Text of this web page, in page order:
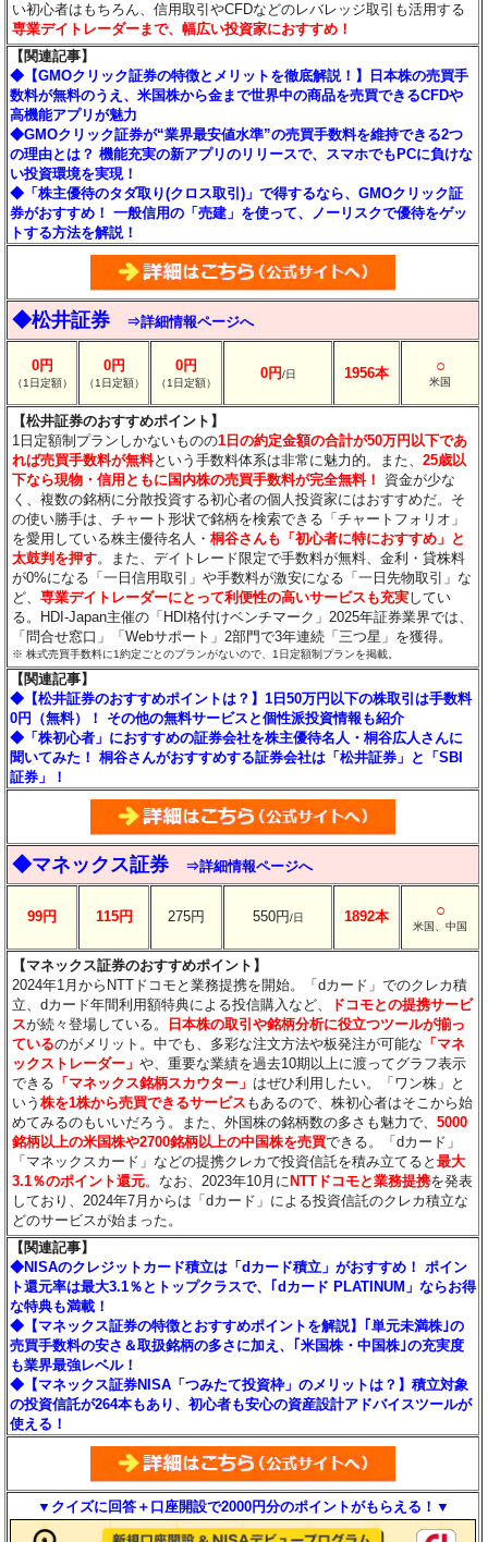
い初心者はもちろん、信用取引やCFDなどのレバレッジ取引も活用する
専業デイトレーダーまで、幅広い投資家におすすめ！
【関連記事】
◆【GMOクリック証券の特徴とメリットを徹底解説！】日本株の売買手
数料が無料のうえ、米国株から金まで世界中の商品を売買できるCFDや
高機能アプリが魅力
◆GMOクリック証券が“業界最安値水準”の売買手数料を維持できる2つ
の理由とは？ 機能充実の新アプリのリリースで、スマホでもPCに負けな
い投資環境を実現！
◆「株主優待のタダ取り(クロス取引)」で得するなら、GMOクリック証
券がおすすめ！ 一般信用の「売建」を使って、ノーリスクで優待をゲッ
トする方法を解説！
◆松井証券 ⇒詳細情報ページへ
0円
（1日定額）
0円
（1日定額）
0円
（1日定額）
0円/日 1956本 ○
米国
【松井証券のおすすめポイント】
1日定額制プランしかないものの1日の約定金額の合計が50万円以下であ
れば売買手数料が無料という手数料体系は非常に魅力的。また、25歳以
下なら現物・信用ともに国内株の売買手数料が完全無料！
資金が少な
く、複数の銘柄に分散投資する初心者の個人投資家にはおすすめだ。そ
の使い勝手は、チャート形状で銘柄を検索できる「チャートフォリオ」
を愛用している株主優待名人・桐谷さんも「初心者に特におすすめ」と
太鼓判を押す。また、デイトレード限定で手数料が無料、金利・貸株料
が0%になる「一日信用取引」や手数料が激安になる「一日先物取引」な
ど、専業デイトレーダーにとって利便性の高いサービスも充実してい
る。HDI-Japan主催の「HDI格付けベンチマーク」2025年証券業界では、
「問合せ窓口」「Webサポート」2部門で3年連続「三つ星」を獲得。
※ 株式売買手数料に1約定ごとのプランがないので、1日定額制プランを掲載。
【関連記事】
◆【松井証券のおすすめポイントは？】1日50万円以下の株取引は手数料
0円（無料）！ その他の無料サービスと個性派投資情報も紹介
◆「株初心者」におすすめの証券会社を株主優待名人・桐谷広人さんに
聞いてみた！ 桐谷さんがおすすめする証券会社は「松井証券」と「SBI
証券」！
◆マネックス証券 ⇒詳細情報ページへ
99円 115円 275円 550円/日 1892本 ○
米国、中国
【マネックス証券のおすすめポイント】
2024年1月からNTTドコモと業務提携を開始。「dカード」でのクレカ積
立、dカード年間利用額特典による投信購入など、
ドコモとの提携サービ
スが続々登場している。
日本株の取引や銘柄分析に役立つツールが揃っ
ているのがメリット。中でも、多彩な注文方法や板発注が可能な 「マネ
ックストレーダー」や、重要な業績を過去10期以上に渡ってグラフ表示
できる 「マネックス銘柄スカウター」 はぜひ利用したい。「ワン株」と
いう株を1株から売買できるサービス もあるので、株初心者はそこから始
めてみるのもいいだろう。また、外国株の銘柄数の多さも魅力で、5000
銘柄以上の米国株や2700銘柄以上の中国株を売買できる。「dカード」
「マネックスカード」などの提携クレカで投資信託を積み立てると最大
3.1％のポイント還元。なお、2023年10月に NTTドコモと業務提携を発表
しており、2024年7月からは「dカード」による投資信託のクレカ積立な
どのサービスが始まった。
【関連記事】
◆NISAのクレジットカード積立は「dカード積立」がおすすめ！ ポイン
ト還元率は最大3.1％とトップクラスで、｢dカード PLATINUM」ならお得
な特典も満載！
◆【マネックス証券の特徴とおすすめポイントを解説】｢単元未満株｣の
売買手数料の安さ＆取扱銘柄の多さに加え、｢米国株・中国株｣の充実度
も業界最強レベル！
◆【マネックス証券NISA「つみたて投資枠」のメリットは？】積立対象
の投資信託が264本もあり、初心者も安心の資産設計アドバイスツールが
使える！
▼クイズに回答＋口座開設で2000円分のポイントがもらえる！▼